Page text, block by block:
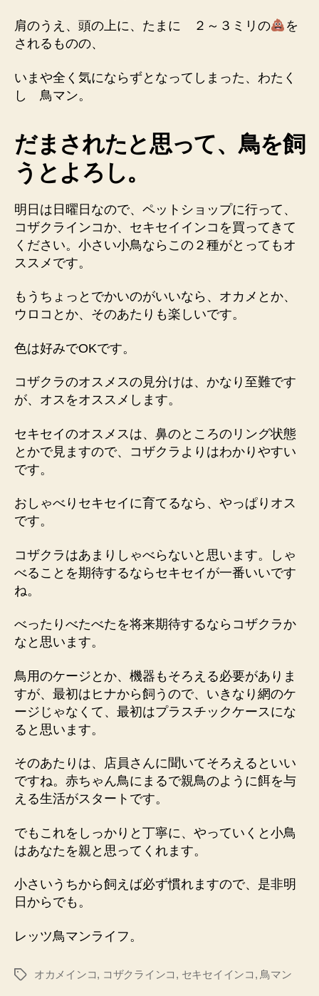
肩のうえ、頭の上に、たまに ２～３ミリの
を
されるものの、
いまや全く気にならずとなってしまった、わたく
し 鳥マン。
だまされたと思って、鳥を飼
うとよろし。
明日は日曜日なので、ペットショップに行って、
コザクラインコか、セキセイインコを買ってきて
ください。小さい小鳥ならこの２種がとってもオ
ススメです。
もうちょっとでかいのがいいなら、オカメとか、
ウロコとか、そのあたりも楽しいです。
色は好みでOKです。
コザクラのオスメスの見分けは、かなり至難です
が、オスをオススメします。
セキセイのオスメスは、鼻のところのリング状態
とかで見ますので、コザクラよりはわかりやすい
です。
おしゃべりセキセイに育てるなら、やっぱりオス
です。
コザクラはあまりしゃべらないと思います。しゃ
べることを期待するならセキセイが一番いいです
ね。
べったりべたべたを将来期待するならコザクラか
なと思います。
鳥用のケージとか、機器もそろえる必要がありま
すが、最初はヒナから飼うので、いきなり網のケ
ージじゃなくて、最初はプラスチックケースにな
ると思います。
そのあたりは、店員さんに聞いてそろえるといい
ですね。赤ちゃん鳥にまるで親鳥のように餌を与
える生活がスタートです。
でもこれをしっかりと丁寧に、やっていくと小鳥
はあなたを親と思ってくれます。
小さいうちから飼えば必ず慣れますので、是非明
日からでも。
レッツ鳥マンライフ。
タ
オカメインコ, コザクラインコ , セキセイインコ , 鳥マン